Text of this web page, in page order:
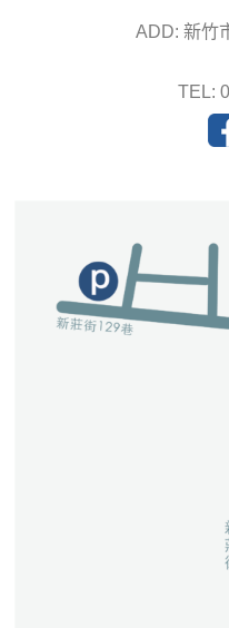
ADD: 新竹
TEL: